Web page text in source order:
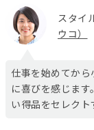
スタイ
ウコ）
仕事を始めてか
に喜びを感じま
い得品をセレクト